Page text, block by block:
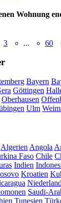
Wohnung
3 ... 60
Bayern
Göttingen
Oberhausen
Ulm
Algerien Angola
Faso Chile
Indien
Kroatien
Saudi-
Tunesien